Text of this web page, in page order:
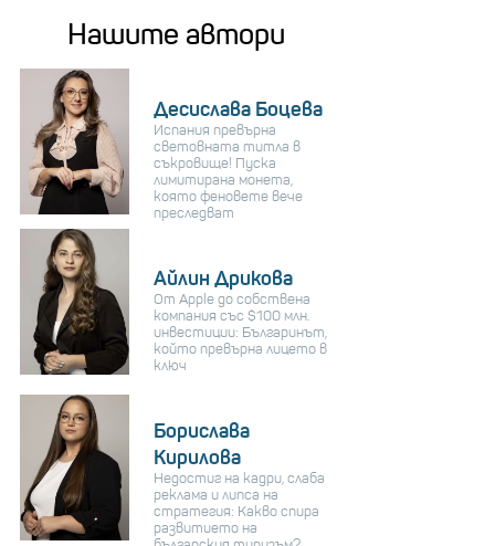
Нашите автори
Десислава Боцева
Испания превърна
световната титла в
съкровище! Пуска
лимитирана монета,
която феновете вече
преследват
Айлин Дрикова
От Apple до собствена
компания със $100 млн.
инвестиции: Българинът,
който превърна лицето в
ключ
Борислава
Кирилова
Недостиг на кадри, слаба
реклама и липса на
стратегия: Какво спира
развитието на